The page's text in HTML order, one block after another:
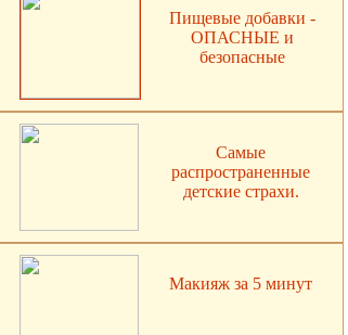
Пищевые добавки -
ОПАСНЫЕ и
безопасные
Самые
распространенные
детские страхи.
Макияж за 5 минут